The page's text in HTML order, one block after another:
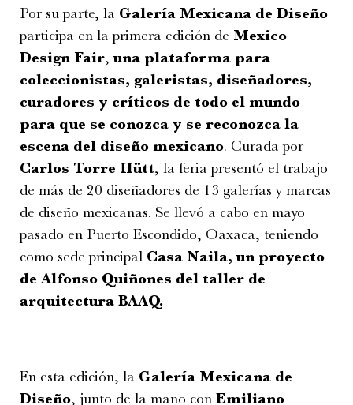
Por su parte, la Galería Mexicana de Diseño
participa en la primera edición de Mexico
Design Fair,una plataforma para
coleccionistas, galeristas, diseñadores,
curadores y críticos de todo el mundo
para que se conozca y se reconozca la
escena del diseño mexicano. Curada por
Carlos Torre Hütt, la feria presentó el trabajo
de más de 20 diseñadores de 13 galerías y marcas
de diseño mexicanas. Se llevó a cabo en mayo
pasado en Puerto Escondido, Oaxaca, teniendo
como sede principal Casa Naila, un proyecto
de Alfonso Quiñones del taller de
arquitectura BAAQ.
En esta edición, la Galería Mexicana de
Diseño, junto de la mano con Emiliano